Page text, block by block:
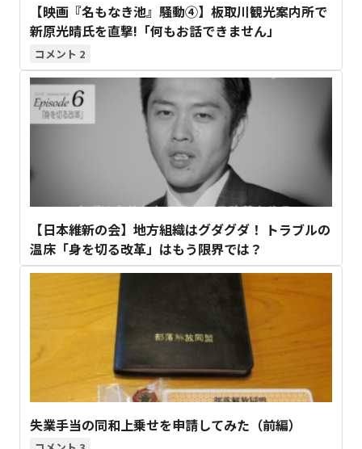
【映画『名もなき池』騒動④】板取川観光案内所で
新原光晴氏を直撃!「何もお話できません」
2
【日本維新の会】地方組織はグダグダ！ トラブルの
温床「身を切る改革」はもう限界では？
失業手当の同和上乗せを申請してみた（前編）